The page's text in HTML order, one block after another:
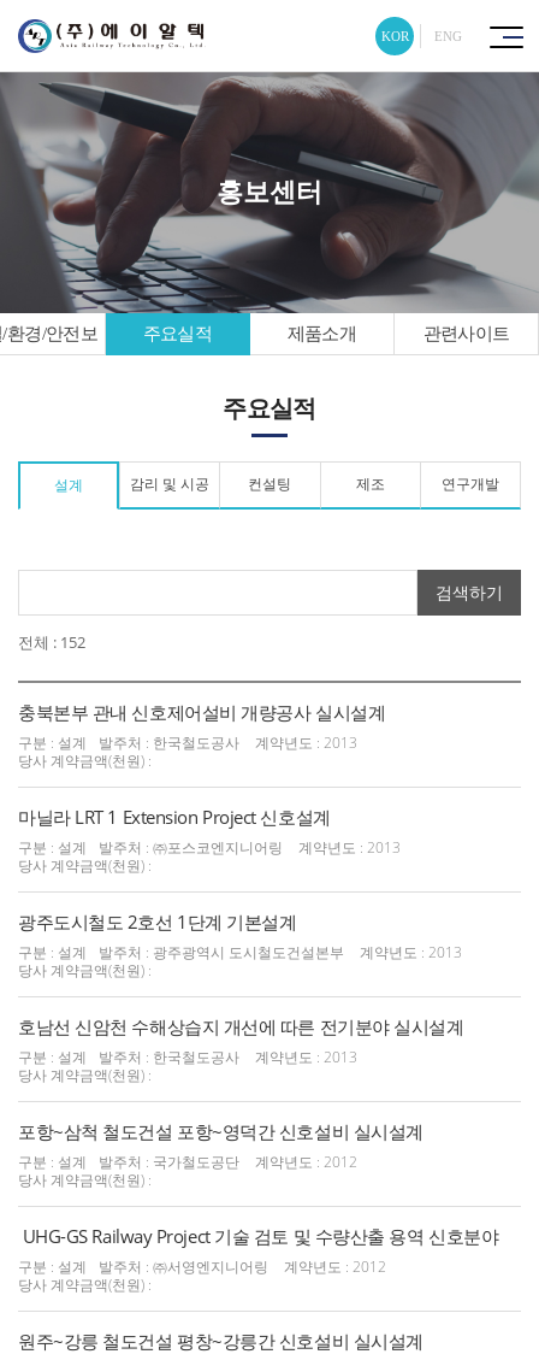
KOR ENG
홍보센터
환경/안전보 주요실적 제품소개 관련사이트
주요실적
설계 감리 및 시공 컨설팅 제조 연구개발
전체 : 152
검색하기
충북본부 관내 신호제어설비 개량공사 실시설계
구분 : 설계 발주처 : 한국철도공사
계약년도 : 2013
당사 계약금액(천원) :
마닐라 LRT 1 Extension Project 신호설계
구분 : 설계 발주처 : ㈜포스코엔지니어링
계약년도 : 2013
당사 계약금액(천원) :
광주도시철도 2호선 1단계 기본설계
구분 : 설계 발주처 : 광주광역시 도시철도건설본부
계약년도 : 2013
당사 계약금액(천원) :
호남선 신암천 수해상습지 개선에 따른 전기분야 실시설계
구분 : 설계 발주처 : 한국철도공사
계약년도 : 2013
당사 계약금액(천원) :
포항~삼척 철도건설 포항~영덕간 신호설비 실시설계
구분 : 설계 발주처 : 국가철도공단
계약년도 : 2012
당사 계약금액(천원) :
UHG-GS Railway Project 기술 검토 및 수량산출 용역 신호분야
구분 : 설계 발주처 : ㈜서영엔지니어링
계약년도 : 2012
당사 계약금액(천원) :
원주~강릉 철도건설 평창~강릉간 신호설비 실시설계